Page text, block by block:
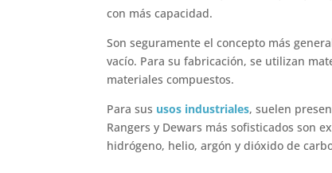
con más capacidad.
Son seguramente el concepto más
vacío. Para su fabricación, se utilizan
materiales compuestos.
Para sus usos industriales, suelen
Rangers y Dewars más sofisticados son
hidrógeno, helio, argón y dióxido de